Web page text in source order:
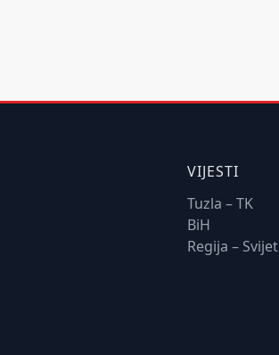
VIJESTI
Tuzla – TK
BiH
Regija – Svijet